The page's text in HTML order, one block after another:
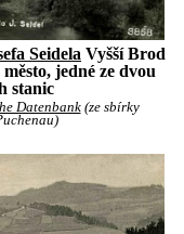
Seidela Vyšší Brod
jedné ze dvou
stanic
Datenbank(ze sbírky